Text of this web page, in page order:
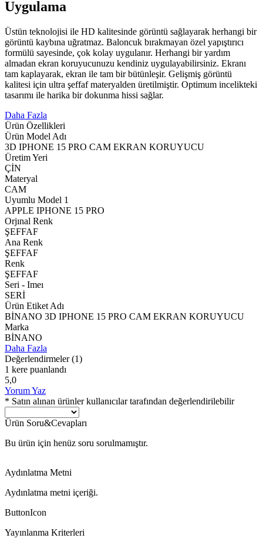
Uygulama
Üstün teknolojisi ile HD kalitesinde görüntü sağlayarak herhangi bir
görüntü kaybına uğratmaz. Baloncuk bırakmayan özel yapıştırıcı
formülü sayesinde, çok kolay uygulanır. Herhangi bir yardım
almadan ekran koruyucunuzu kendiniz uygulayabilirsiniz. Ekranı
tam kaplayarak, ekran ile tam bir bütünleşir. Gelişmiş görüntü
kalitesi için ultra şeffaf materyalden üretilmiştir. Optimum incelikteki
tasarımı ile harika bir dokunma hissi sağlar.
Daha Fazla
Ürün Özellikleri
Ürün Model Adı
3D IPHONE 15 PRO CAM EKRAN KORUYUCU
Üretim Yeri
ÇİN
Materyal
CAM
Uyumlu Model 1
APPLE IPHONE 15 PRO
Orjınal Renk
ŞEFFAF
Ana Renk
ŞEFFAF
Renk
ŞEFFAF
Seri - Imeı
SERİ
Ürün Etiket Adı
BİNANO 3D IPHONE 15 PRO CAM EKRAN KORUYUCU
Marka
BİNANO
Daha Fazla
Değerlendirmeler (1)
1 kere puanlandı
5,0
Yorum Yaz
* Satın alınan ürünler kullanıcılar tarafından değerlendirilebilir
Ürün Soru&Cevapları
Bu ürün için henüz soru sorulmamıştır.
Aydınlatma Metni
Aydınlatma metni içeriği.
ButtonIcon
Yayınlanma Kriterleri